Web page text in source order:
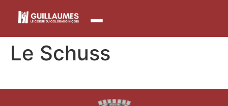
principal
Le Schuss